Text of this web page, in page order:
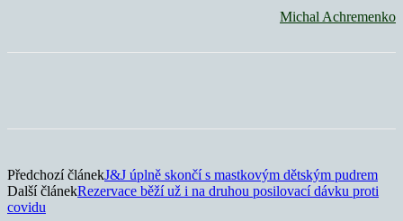
Michal Achremenko
Předchozí článekJ&J úplně skončí s mastkovým dětským pudrem
Další článekRezervace běží už i na druhou posilovací dávku proti
covidu